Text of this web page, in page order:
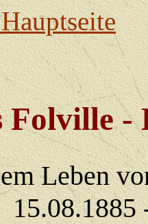
Folville -
Leben
15.08.1885